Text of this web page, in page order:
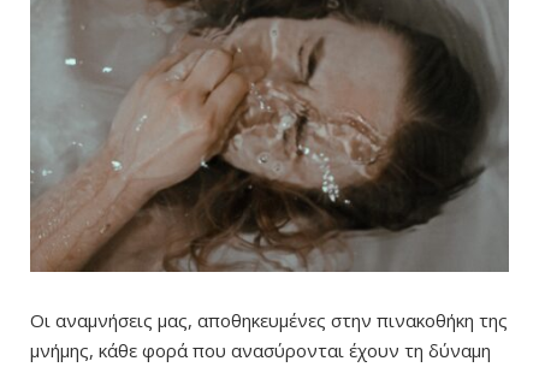
Οι αναμνήσεις μας, αποθηκευμένες στην πινακοθήκη της
μνήμης, κάθε φορά που ανασύρονται έχουν τη δύναμη